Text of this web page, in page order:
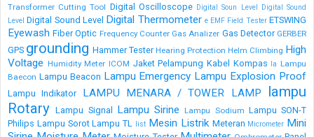
Transformer Cutting Tool Digital Oscilloscope Digital Soun Level Digital Sound
Level Digital Sound Level Digital Thermometer e EMF Field Tester ETSWING
Eyewash Fiber Optic Frequency Counter Gas Analizer Gas Detector GERBER
GPS grounding Hammer Tester Hearing Protection Helm Climbing High
Voltage Humidity Meter ICOM Jaket Pelampung Kabel Kompas la Lampu
Baecon Lampu Beacon Lampu Emergency Lampu Explosion Proof
Lampu Indikator LAMPU MENARA / TOWER LAMP
lampu
Rotary Lampu Signal Lampu Sirine Lampu Sodium Lampu SON-T
Philips Lampu Sorot Lampu TL list Mesin Listrik Meteran Micrometer Mini